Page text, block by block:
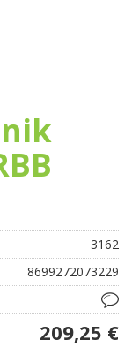
3162
8699272073229
209,25 €